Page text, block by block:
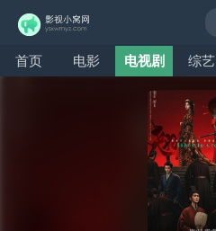
首页 电影 电视剧 综艺